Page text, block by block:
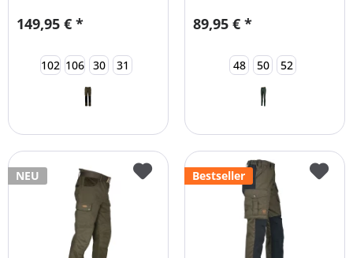
149,95 € *
102 106 30 31
89,95 € *
48 50 52
NEU Bestseller